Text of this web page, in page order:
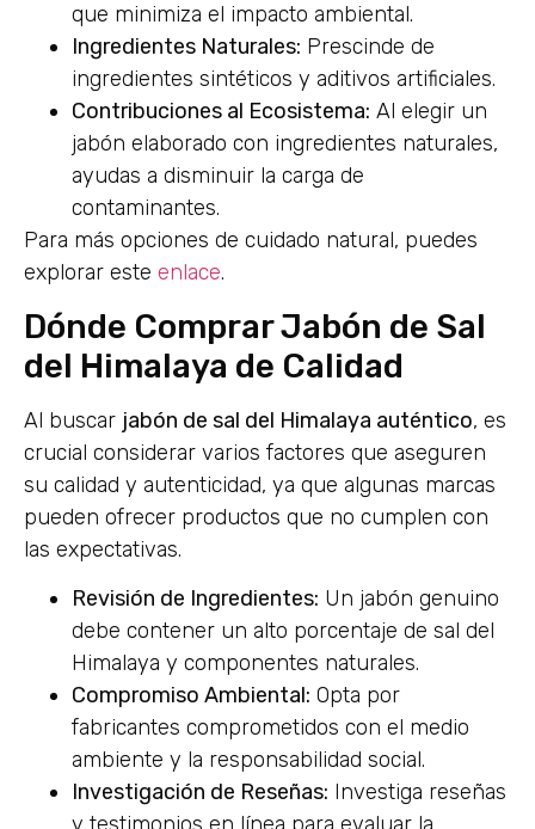
que minimiza el impacto ambiental.
Ingredientes Naturales: Prescinde de
ingredientes sintéticos y aditivos artificiales.
Contribuciones al Ecosistema: Al elegir un
jabón elaborado con ingredientes naturales,
ayudas a disminuir la carga de
contaminantes.
Para más opciones de cuidado natural, puedes
explorar este enlace.
Dónde Comprar Jabón de Sal
del Himalaya de Calidad
Al buscar jabón de sal del Himalaya auténtico, es
crucial considerar varios factores que aseguren
su calidad y autenticidad, ya que algunas marcas
pueden ofrecer productos que no cumplen con
las expectativas.
Revisión de Ingredientes: Un jabón genuino
debe contener un alto porcentaje de sal del
Himalaya y componentes naturales.
Compromiso Ambiental: Opta por
fabricantes comprometidos con el medio
ambiente y la responsabilidad social.
Investigación de Reseñas: Investiga reseñas